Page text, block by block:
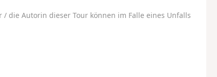
die Autorin dieser Tour können im Falle eines Unfalls